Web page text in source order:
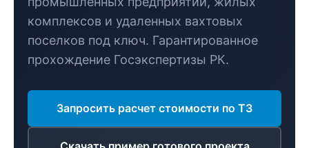
комплексов и удаленных вахтовых
поселков под ключ. Гарантированное
прохождение Госэкспертизы РК.
Запросить расчет стоимости по ТЗ